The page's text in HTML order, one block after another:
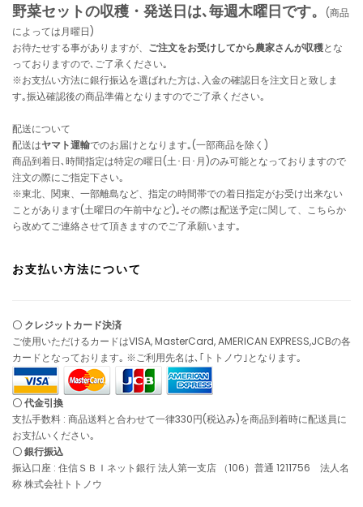
野菜セットの収穫・発送日は､毎週木曜日です。
(商品
によっては月曜日)
お待たせする事がありますが、 ご注文をお受けしてから農家さんが収穫とな
っておりますので､ご了承ください｡
※お支払い方法に銀行振込を選ばれた方は､入金の確認日を注文日と致しま
す｡振込確認後の商品準備となりますのでご了承ください｡
配送について
配送はヤマト運輸でのお届けとなります｡(一部商品を除く)
商品到着日､時間指定は特定の曜日(土･日･月)のみ可能となっておりますので
注文の際にご指定下さい｡
※東北、関東、一部離島など、指定の時間帯での着日指定がお受け出来ない
ことがあります(土曜日の午前中など)｡その際は配送予定に関して、こちらか
ら改めてご連絡させて頂きますのでご了承願います｡
お支払い方法について
〇 クレジットカード決済
ご使用いただけるカードはVISA, MasterCard, AMERICAN EXPRESS,JCBの各
カードとなっております｡ ※ご利用先名は､｢トトノウ｣となります｡
〇 代金引換
支払手数料 : 商品送料と合わせて一律330円(税込み)を商品到着時に配送員に
お支払いください｡
〇 銀行振込
振込口座 : 住信ＳＢＩネット銀行 法人第一支店 （106）普通 1211756 法人名
称 株式会社トトノウ